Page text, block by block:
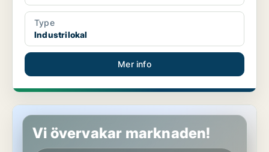
Type
Industrilokal
Mer info
Industrilokal i Huddinge
Vi övervakar marknaden!